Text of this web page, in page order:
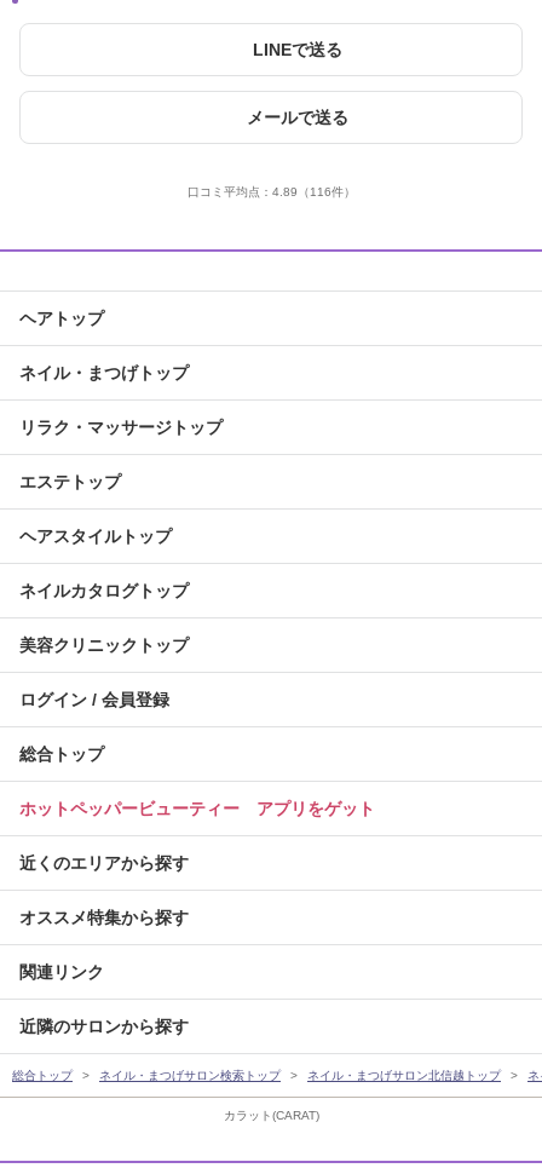
カラット(CARAT)
LINEで送る
メールで送る
口コミ平均点： 4.89 （116件）
ヘアトップ
ネイル・まつげトップ
リラク・マッサージトップ
エステトップ
ヘアスタイルトップ
ネイルカタログトップ
美容クリニックトップ
ログイン / 会員登録
総合トップ
ホットペッパービューティー アプリをゲット
近くのエリアから探す
オススメ特集から探す
関連リンク
近隣のサロンから探す
総合トップ ネイル・まつげサロン検索トップ ネイル・まつげサロン北信越トップ